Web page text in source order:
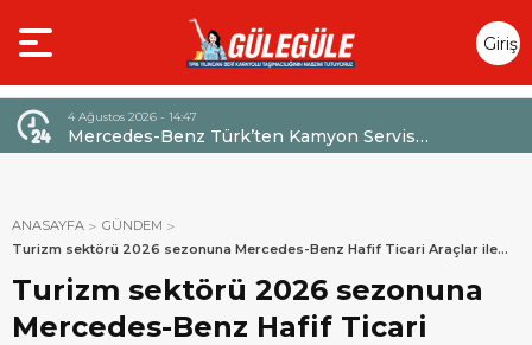
Giriş
Yap
4 Ağustos 2026 - 14:47
Mercedes-Benz Türk’ten Kamyon Servis
Sözleşmelerinde 36 Aya Varan Taksit İmkânı
ANASAYFA
GÜNDEM
Turizm sektörü 2026 sezonuna Mercedes-Benz Hafif Ticari Araçlar ile
hazırlanıyor
Turizm sektörü 2026 sezonuna
Mercedes-Benz Hafif Ticari